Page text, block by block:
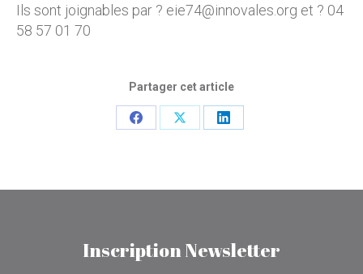
Ils sont joignables par ? eie74@innovales.org et ? 04
58 57 01 70
Partager cet article
PartagerPartagerPartager
Inscription Newsletter